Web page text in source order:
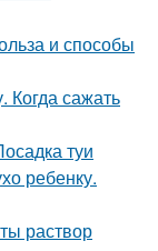
и способы
Когда сажать
туи
ребенку.
раствор